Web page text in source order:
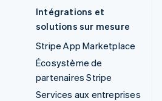
Intégrations et
solutions sur mesure
Stripe App Marketplace
Écosystème de
partenaires Stripe
Services aux entreprises